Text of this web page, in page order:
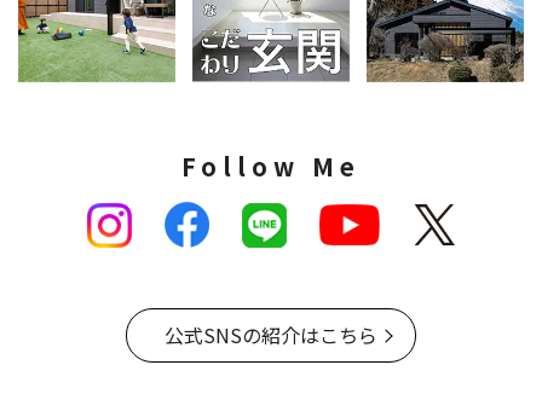
Follow Me
公式SNSの紹介はこちら